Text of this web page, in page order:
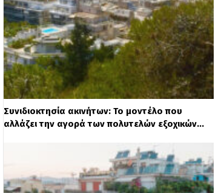
Συνιδιοκτησία ακινήτων: Το μοντέλο που
αλλάζει την αγορά των πολυτελών εξοχικών…